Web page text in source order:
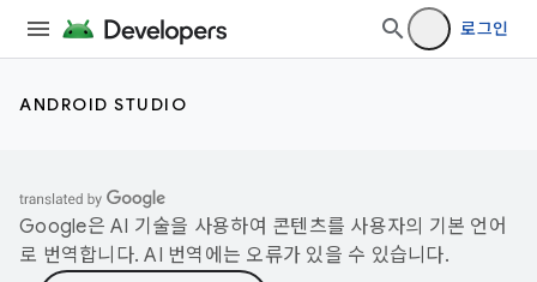
로그인
ANDROID STUDIO
Google은 AI 기술을 사용하여 콘텐츠를 사용자의 기본 언어
로 번역합니다. AI 번역에는 오류가 있을 수 있습니다.